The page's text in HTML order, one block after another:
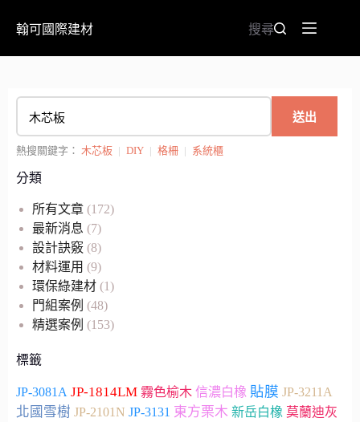
翰可國際建材 搜尋
送出
熱搜關鍵字： 木芯板 | DIY | 格柵 | 系統櫃
分類
所有文章 (172)
最新消息 (7)
設計訣竅 (8)
材料運用 (9)
環保綠建材 (1)
門組案例 (48)
精選案例 (153)
標籤
JP-3081A JP-1814LM 霧色榆木 信濃白橡 貼膜 JP-3211A
北國雪樹 JP-2101N JP-3131 東方栗木 新岳白橡 莫蘭迪灰